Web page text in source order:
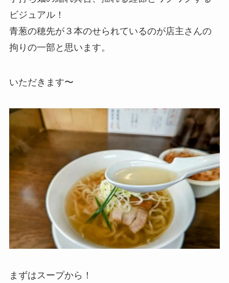
ビジュアル！
青葱の穂先が３本のせられているのが店主さんの
拘りの一部と思います。
いただきます〜
まずはスープから！